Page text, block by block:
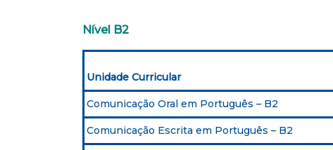
Nível B2
Unidade Curricular
Comunicação Oral em Português – B2
Comunicação Escrita em Português – B2